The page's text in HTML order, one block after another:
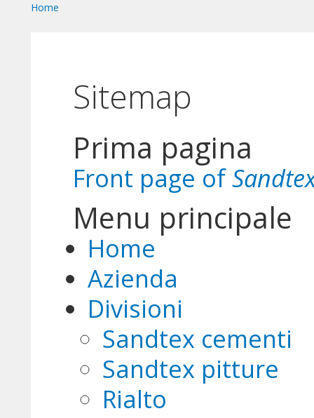
Home
Sitemap
Prima pagina
Front page of
Menu principale
Home
Azienda
Divisioni
Sandtex cementi
Sandtex pitture
Rialto